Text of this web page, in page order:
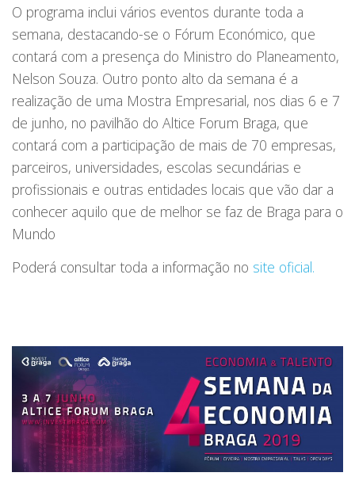
O programa inclui vários eventos durante toda a
semana, destacando-se o Fórum Económico, que
contará com a presença do Ministro do Planeamento,
Nelson Souza. Outro ponto alto da semana é a
realização de uma Mostra Empresarial, nos dias 6 e 7
de junho, no pavilhão do Altice Forum Braga, que
contará com a participação de mais de 70 empresas,
parceiros, universidades, escolas secundárias e
profissionais e outras entidades locais que vão dar a
conhecer aquilo que de melhor se faz de Braga para o
Mundo
Poderá consultar toda a informação no site oficial.